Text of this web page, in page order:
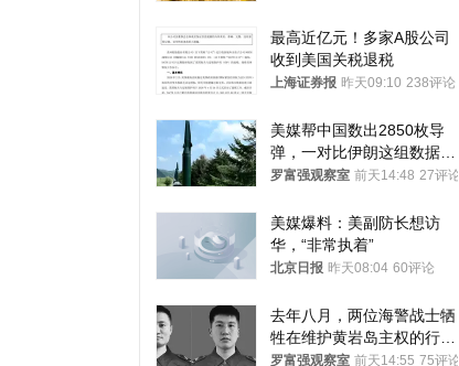
最高近亿元！多家A股公司
收到美国关税退税
上海证券报 昨天09:10 238评论
美媒帮中国数出2850枚导
弹，一对比伊朗这组数据，
发现出大事了
罗富强观察室 前天14:48 27评论
美媒爆料：美副防长想访
华，“非常执着”
北京日报 昨天08:04 60评论
去年八月，两位海警战士牺
牲在维护黄岩岛主权的行动
中
罗富强观察室 前天14:55 75评论